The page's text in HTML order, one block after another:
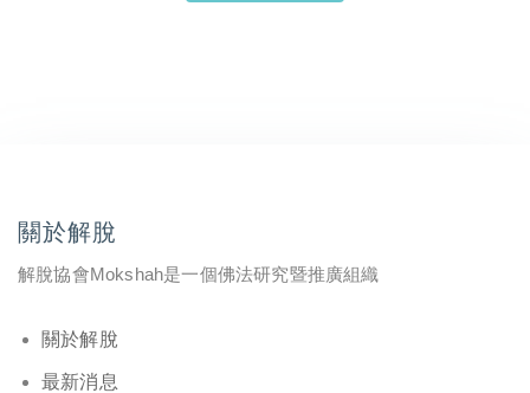
關於解脫
解脫協會Mokshah是一個佛法研究暨推廣組織
關於解脫
最新消息